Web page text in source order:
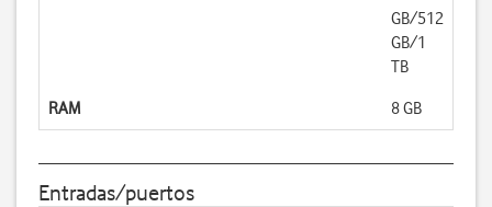
GB/512
GB/1
TB
RAM 8 GB
Entradas/puertos